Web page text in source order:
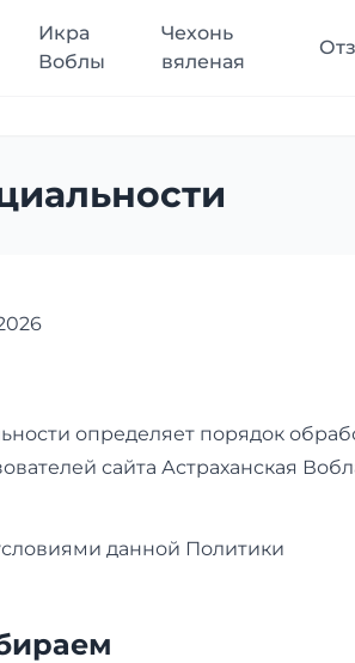
Икра
Воблы
Чехонь
вяленая
определяет порядок
сайта Астраханская
данной Политики